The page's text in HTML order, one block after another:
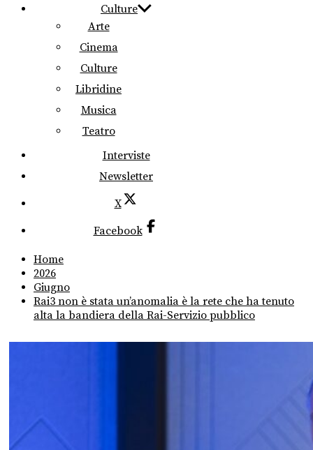
Culture
Arte
Cinema
Culture
Libridine
Musica
Teatro
Interviste
Newsletter
X
Facebook
Home
2026
Giugno
Rai3 non è stata un’anomalia è la rete che ha tenuto
alta la bandiera della Rai-Servizio pubblico